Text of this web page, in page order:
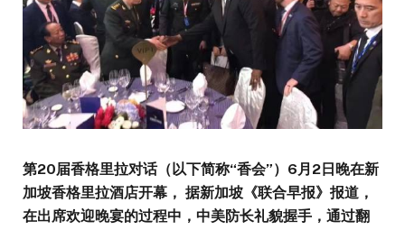
第20届香格里拉对话（以下简称“香会”）6月2日晚在新
加坡香格里拉酒店开幕， 据新加坡《联合早报》报道，
在出席欢迎晚宴的过程中，中美防长礼貌握手，通过翻